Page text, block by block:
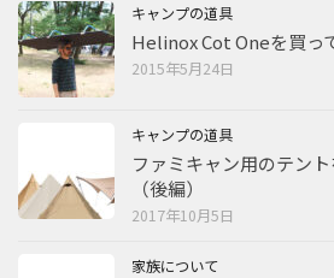
キャンプの道具
Helinox Cot Oneを買っ
2015年5月24日
キャンプの道具
ファミキャン用のテン
（後編）
2017年10月5日
家族について